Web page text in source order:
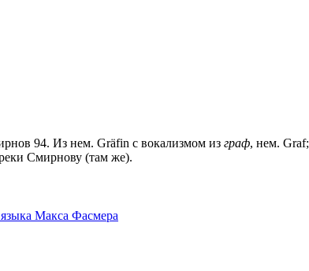
94. Из нем. Gräfin с вокализмом из граф, нем. Graf;
Смирнову (там же).
Макса Фасмера